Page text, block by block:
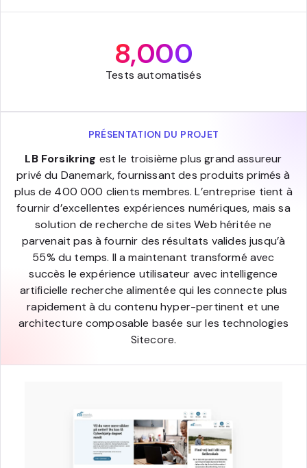
8,000
Tests automatisés
PRÉSENTATION DU PROJET
LB Forsikring est le troisième plus grand assureur
privé du Danemark, fournissant des produits primés à
plus de 400 000 clients membres. L’entreprise tient à
fournir d’excellentes expériences numériques, mais sa
solution de recherche de sites Web héritée ne
parvenait pas à fournir des résultats valides jusqu’à
55% du temps. Il a maintenant transformé avec
succès le expérience utilisateur avec intelligence
artificielle recherche alimentée qui les connecte plus
rapidement à du contenu hyper-pertinent et une
architecture composable basée sur les technologies
Sitecore.